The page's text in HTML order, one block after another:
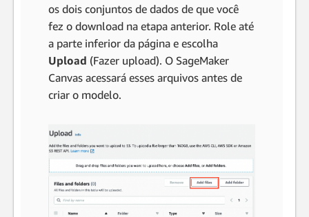
os dois conjuntos de dados de que você
fez o download na etapa anterior. Role até
a parte inferior da página e escolha
Upload (Fazer upload). O SageMaker
Canvas acessará esses arquivos antes de
criar o modelo.